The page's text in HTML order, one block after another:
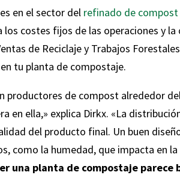
en el sector del refinado de compost
costes fijos de las operaciones y
de Reciclaje y Trabajos
tu planta de compostaje.
productores de compost alrededor
en ella,» explica Dirkx. «La
del producto final. Un buen
como la humedad, que impacta en
una planta de compostaje parece